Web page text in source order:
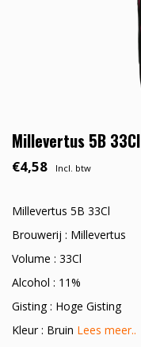
Millevertus 5B 33Cl
€4,58 Incl. btw
Millevertus 5B 33Cl
Brouwerij : Millevertus
Volume : 33Cl
Alcohol : 11%
Gisting : Hoge Gisting
Kleur : Bruin Lees meer..